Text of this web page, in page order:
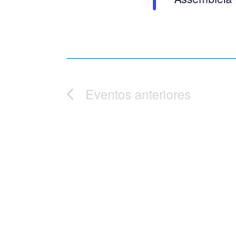
Eventos anteriores